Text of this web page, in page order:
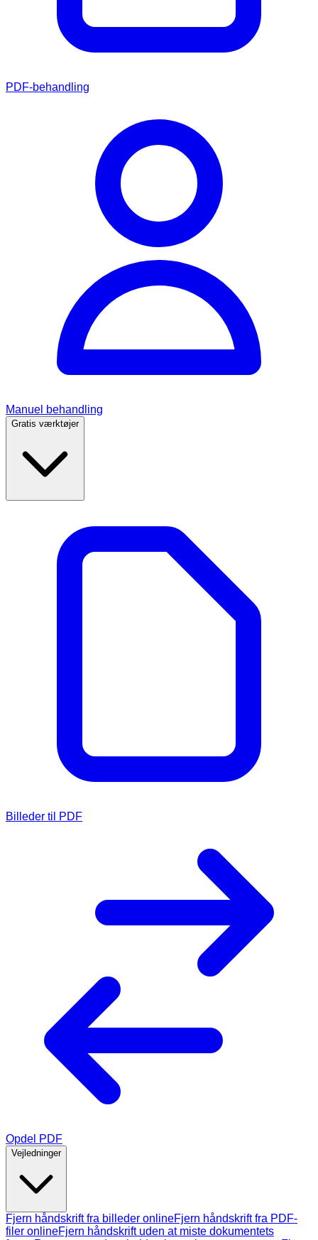
PDF-behandling
Manuel behandling
Gratis værktøjer
Billeder til PDF
Opdel PDF
Vejledninger
Fjern håndskrift fra billeder onlineFjern håndskrift fra PDF-
filer onlineFjern håndskrift uden at miste dokumentets